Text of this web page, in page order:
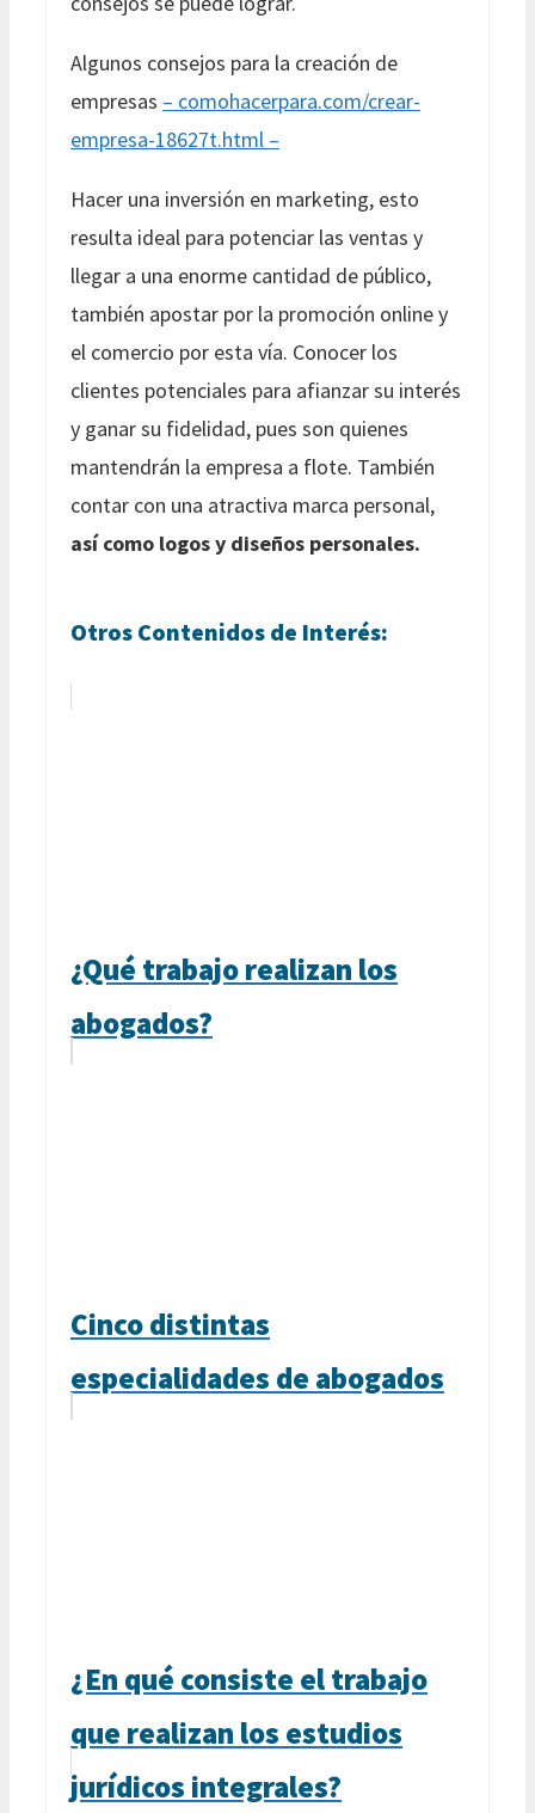
Algunos consejos para la creación de
empresas – comohacerpara.com/crear-
empresa-18627t.html –
Hacer una inversión en marketing, esto
resulta ideal para potenciar las ventas y
llegar a una enorme cantidad de público,
también apostar por la promoción online y
el comercio por esta vía. Conocer los
clientes potenciales para afianzar su interés
y ganar su fidelidad, pues son quienes
mantendrán la empresa a flote. También
contar con una atractiva marca personal,
así como logos y diseños personales.
Otros Contenidos de Interés:
¿Qué trabajo realizan los
abogados?
Cinco distintas
especialidades de abogados
¿En qué consiste el trabajo
que realizan los estudios
jurídicos integrales?